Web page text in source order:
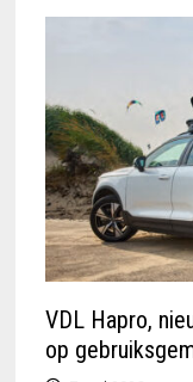
VDL Hapro,
op